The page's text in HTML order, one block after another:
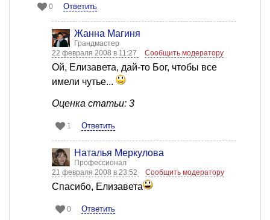
0 Ответить
Жанна Магиня
Грандмастер
22 февраля 2008 в 11:27
Сообщить модератору
Ой, Елизавета, дай-то Бог, чтобы все
имели чутье...
Оценка статьи: 3
1 Ответить
Наталья Меркулова
Профессионал
21 февраля 2008 в 23:52
Сообщить модератору
Спасибо, Елизавета
0 Ответить